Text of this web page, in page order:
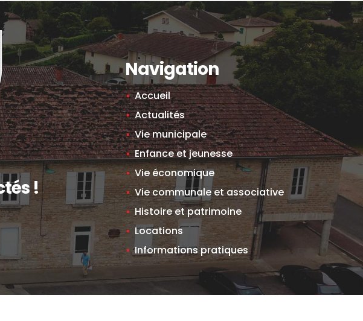
!
Navigation
Accueil
Actualités
Vie municipale
Enfance et jeunesse
Vie économique
Vie communale et associative
Histoire et patrimoine
Locations
Informations pratiques